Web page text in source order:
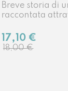
Breve storia di
raccontata
18,00 €
17,10 €